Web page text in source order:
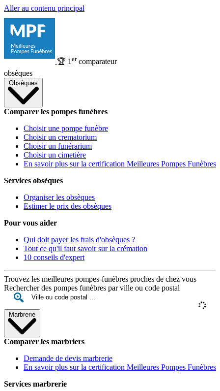
Aller au contenu principal
🏆 1 ercomparateur
obsèques
Obsèques
Comparer les pompes funèbres
Choisir une pompe funèbre
Choisir un crematorium
Choisir un funérarium
Choisir un cimetière
En savoir plus sur la certification Meilleures Pompes Funèbres
Services obsèques
Organiser les obsèques
Estimer le prix des obsèques
Pour vous aider
Qui doit payer les frais d'obsèques ?
Tout ce qu'il faut savoir sur la crémation
10 conseils d'expert
Trouvez les meilleures pompes-funèbres proches de chez vous
Rechercher des pompes funèbres par ville ou code postal
Marbrerie
Comparer les marbriers
Demande de devis marbrerie
En savoir plus sur la certification Meilleures Pompes Funèbres
Services marbrerie